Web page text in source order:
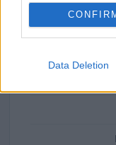
Data Deletion